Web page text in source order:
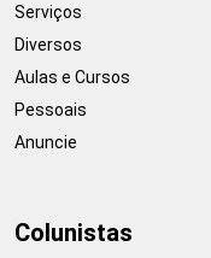
Serviços
Diversos
Aulas e Cursos
Pessoais
Anuncie
Colunistas